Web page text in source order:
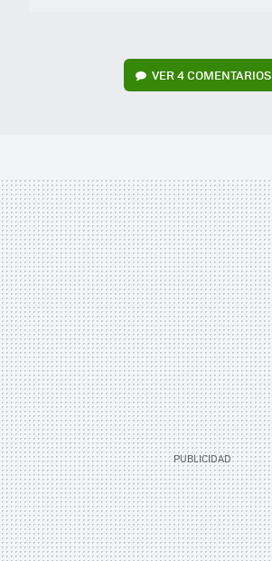
VER4 COMENTARIOS